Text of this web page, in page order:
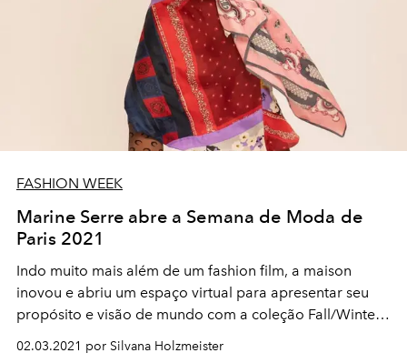
FASHION WEEK
Marine Serre abre a Semana de Moda de
Paris 2021
Indo muito mais além de um fashion film, a maison
inovou e abriu um espaço virtual para apresentar seu
propósito e visão de mundo com a coleção Fall/Winter
02.03.2021 por Silvana Holzmeister